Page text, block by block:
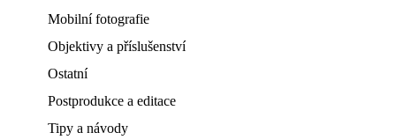
Mobilní fotografie
Objektivy a příslušenství
Ostatní
Postprodukce a editace
Tipy a návody